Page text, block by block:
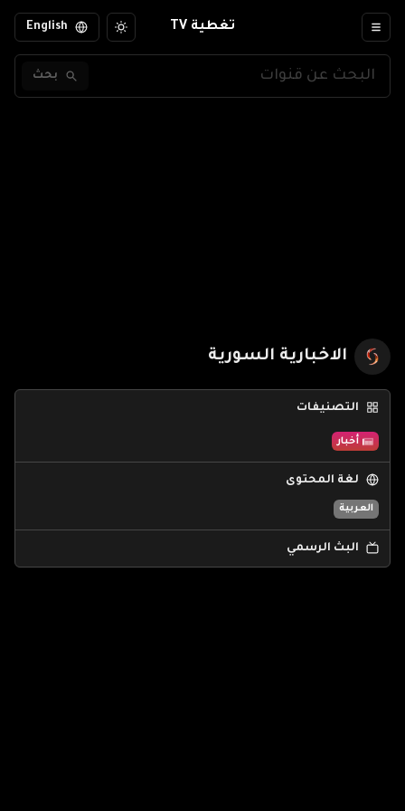
تغطية TV English
بحث
الاخبارية السورية
التصنيفات
أخبار
لغة المحتوى
العربية
البث الرسمي